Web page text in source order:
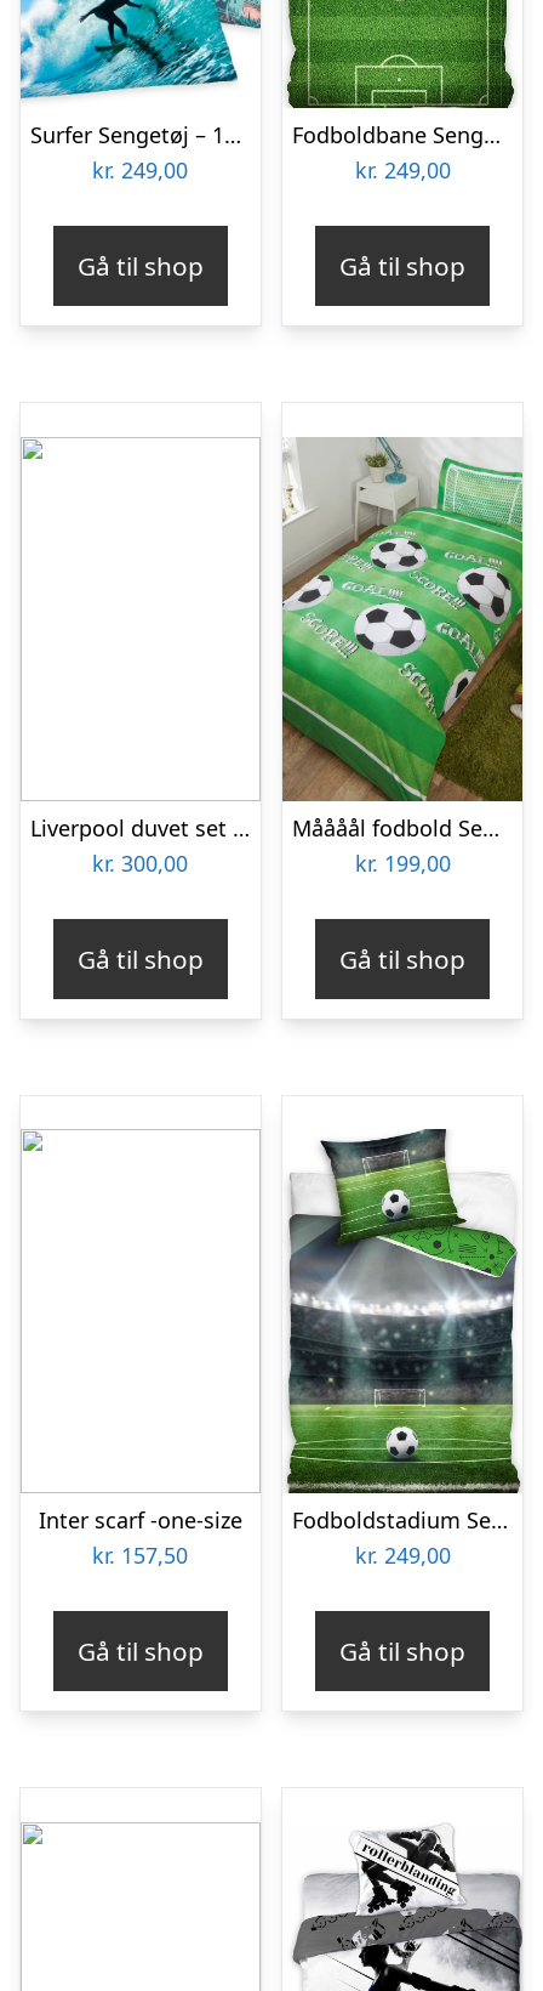
Surfer Sengetøj – 100 Procent Bomuld
kr. 249,00
Gå til shop
Fodboldbane Sengetøj 140×200 cm – 100 procent bomuld
kr. 249,00
Gå til shop
Liverpool duvet set – pulse-one-size
kr. 300,00
Gå til shop
Måååål fodbold Sengetøj
kr. 199,00
Gå til shop
Inter scarf -one-size
kr. 157,50
Gå til shop
Fodboldstadium Sengetøj 140×200 cm – 100 procent bomuld
kr. 249,00
Gå til shop